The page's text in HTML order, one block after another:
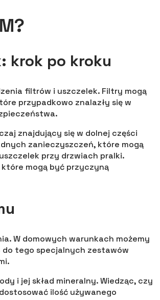
krok po kroku
filtrów i uszczelek. Filtry mogą
przypadkowo znalazły się w
znajdujący się w dolnej części
zanieczyszczeń, które mogą
przy drzwiach pralki.
mogą być przyczyną
W domowych warunkach możemy
tego specjalnych zestawów
i jej skład mineralny. Wiedząc, czy
ilość używanego